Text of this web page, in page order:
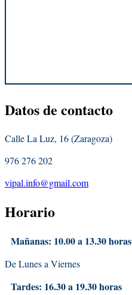
Datosde contacto
Calle La Luz, 16 (Zaragoza)
976 276 202
vipal.info@gmail.com
Horario
Mañanas: 10.00 a 13.30 horas
De Lunes a Viernes
Tardes: 16.30 a 19.30 horas